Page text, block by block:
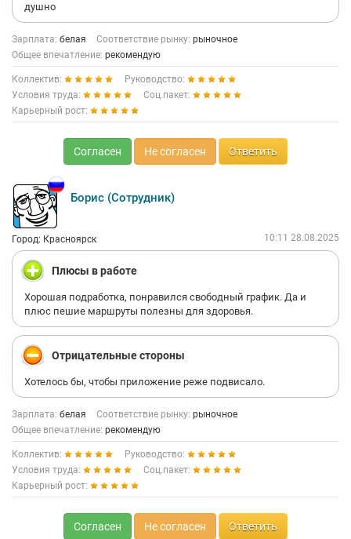
душно
Зарплата: белая Соответствие рынку: рыночное
Общее впечатление: рекомендую
Коллектив:
Руководство:
Условия труда:
Соц.пакет:
Карьерный рост:
Согласен Не согласен Ответить
Борис (Сотрудник)
Город: Красноярск 10:11 28.08.2025
Плюсы в работе
Хорошая подработка, понравился свободный график. Да и
плюс пешие маршруты полезны для здоровья.
Отрицательные стороны
Хотелось бы, чтобы приложение реже подвисало.
Зарплата: белая Соответствие рынку: рыночное
Общее впечатление: рекомендую
Коллектив:
Руководство:
Условия труда:
Соц.пакет:
Карьерный рост:
Согласен Не согласен Ответить